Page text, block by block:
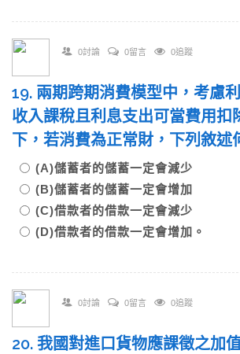
0討論 0留言 0追蹤
19. 兩期跨期消費模型中，考慮
收入課稅且利息支出可當費用扣
下，若消費為正常財，下列敘
(A)儲蓄者的儲蓄一定會減少
(B)儲蓄者的儲蓄一定會增加
(C)借款者的借款一定會減少
(D)借款者的借款一定會增加。
0討論 0留言 0追蹤
20. 我國對進口貨物應課徵之加